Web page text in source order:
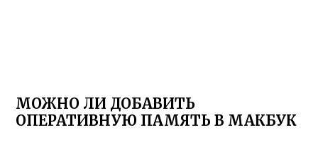
МОЖНО ЛИ ДОБАВИТЬ
ОПЕРАТИВНУЮ ПАМЯТЬ В МАКБУК